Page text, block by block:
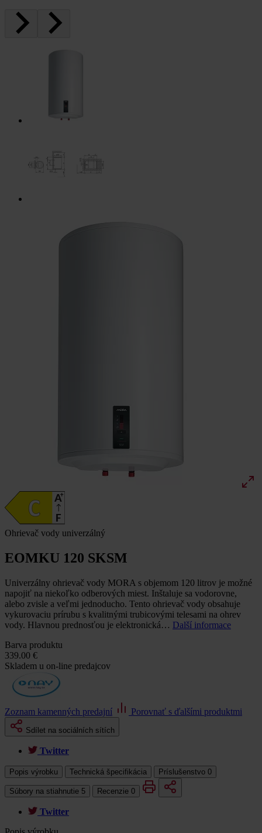
Ohrievač vody univerzálný
EOMKU 120 SKSM
Univerzálny ohrievač vody MORA s objemom 120 litrov je možné
napojiť na niekoľko odberových miest. Inštaluje sa vodorovne,
alebo zvisle a veľmi jednoducho. Tento ohrievač vody obsahuje
vykurovaciu prírubu s kvalitnými trubicovými telesami na ohrev
vody. Hlavnou prednosťou je elektronická… Další informace
Barva produktu
339.00 €
Skladem u on-line predajcov
Zoznam kamenných predajní Porovnať s ďalšími produktmi
Sdílet na sociálních sítích
Twitter
Popis výrobku Technická špecifikácia Príslušenstvo 0
Súbory na stiahnutie 5 Recenzie 0
Twitter